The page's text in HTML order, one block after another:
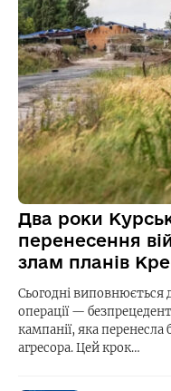
Два роки
перенесення
злам планів
Сьогодні виповнюється
операції —
кампанії, яка перенесла
агресора. Цей крок…